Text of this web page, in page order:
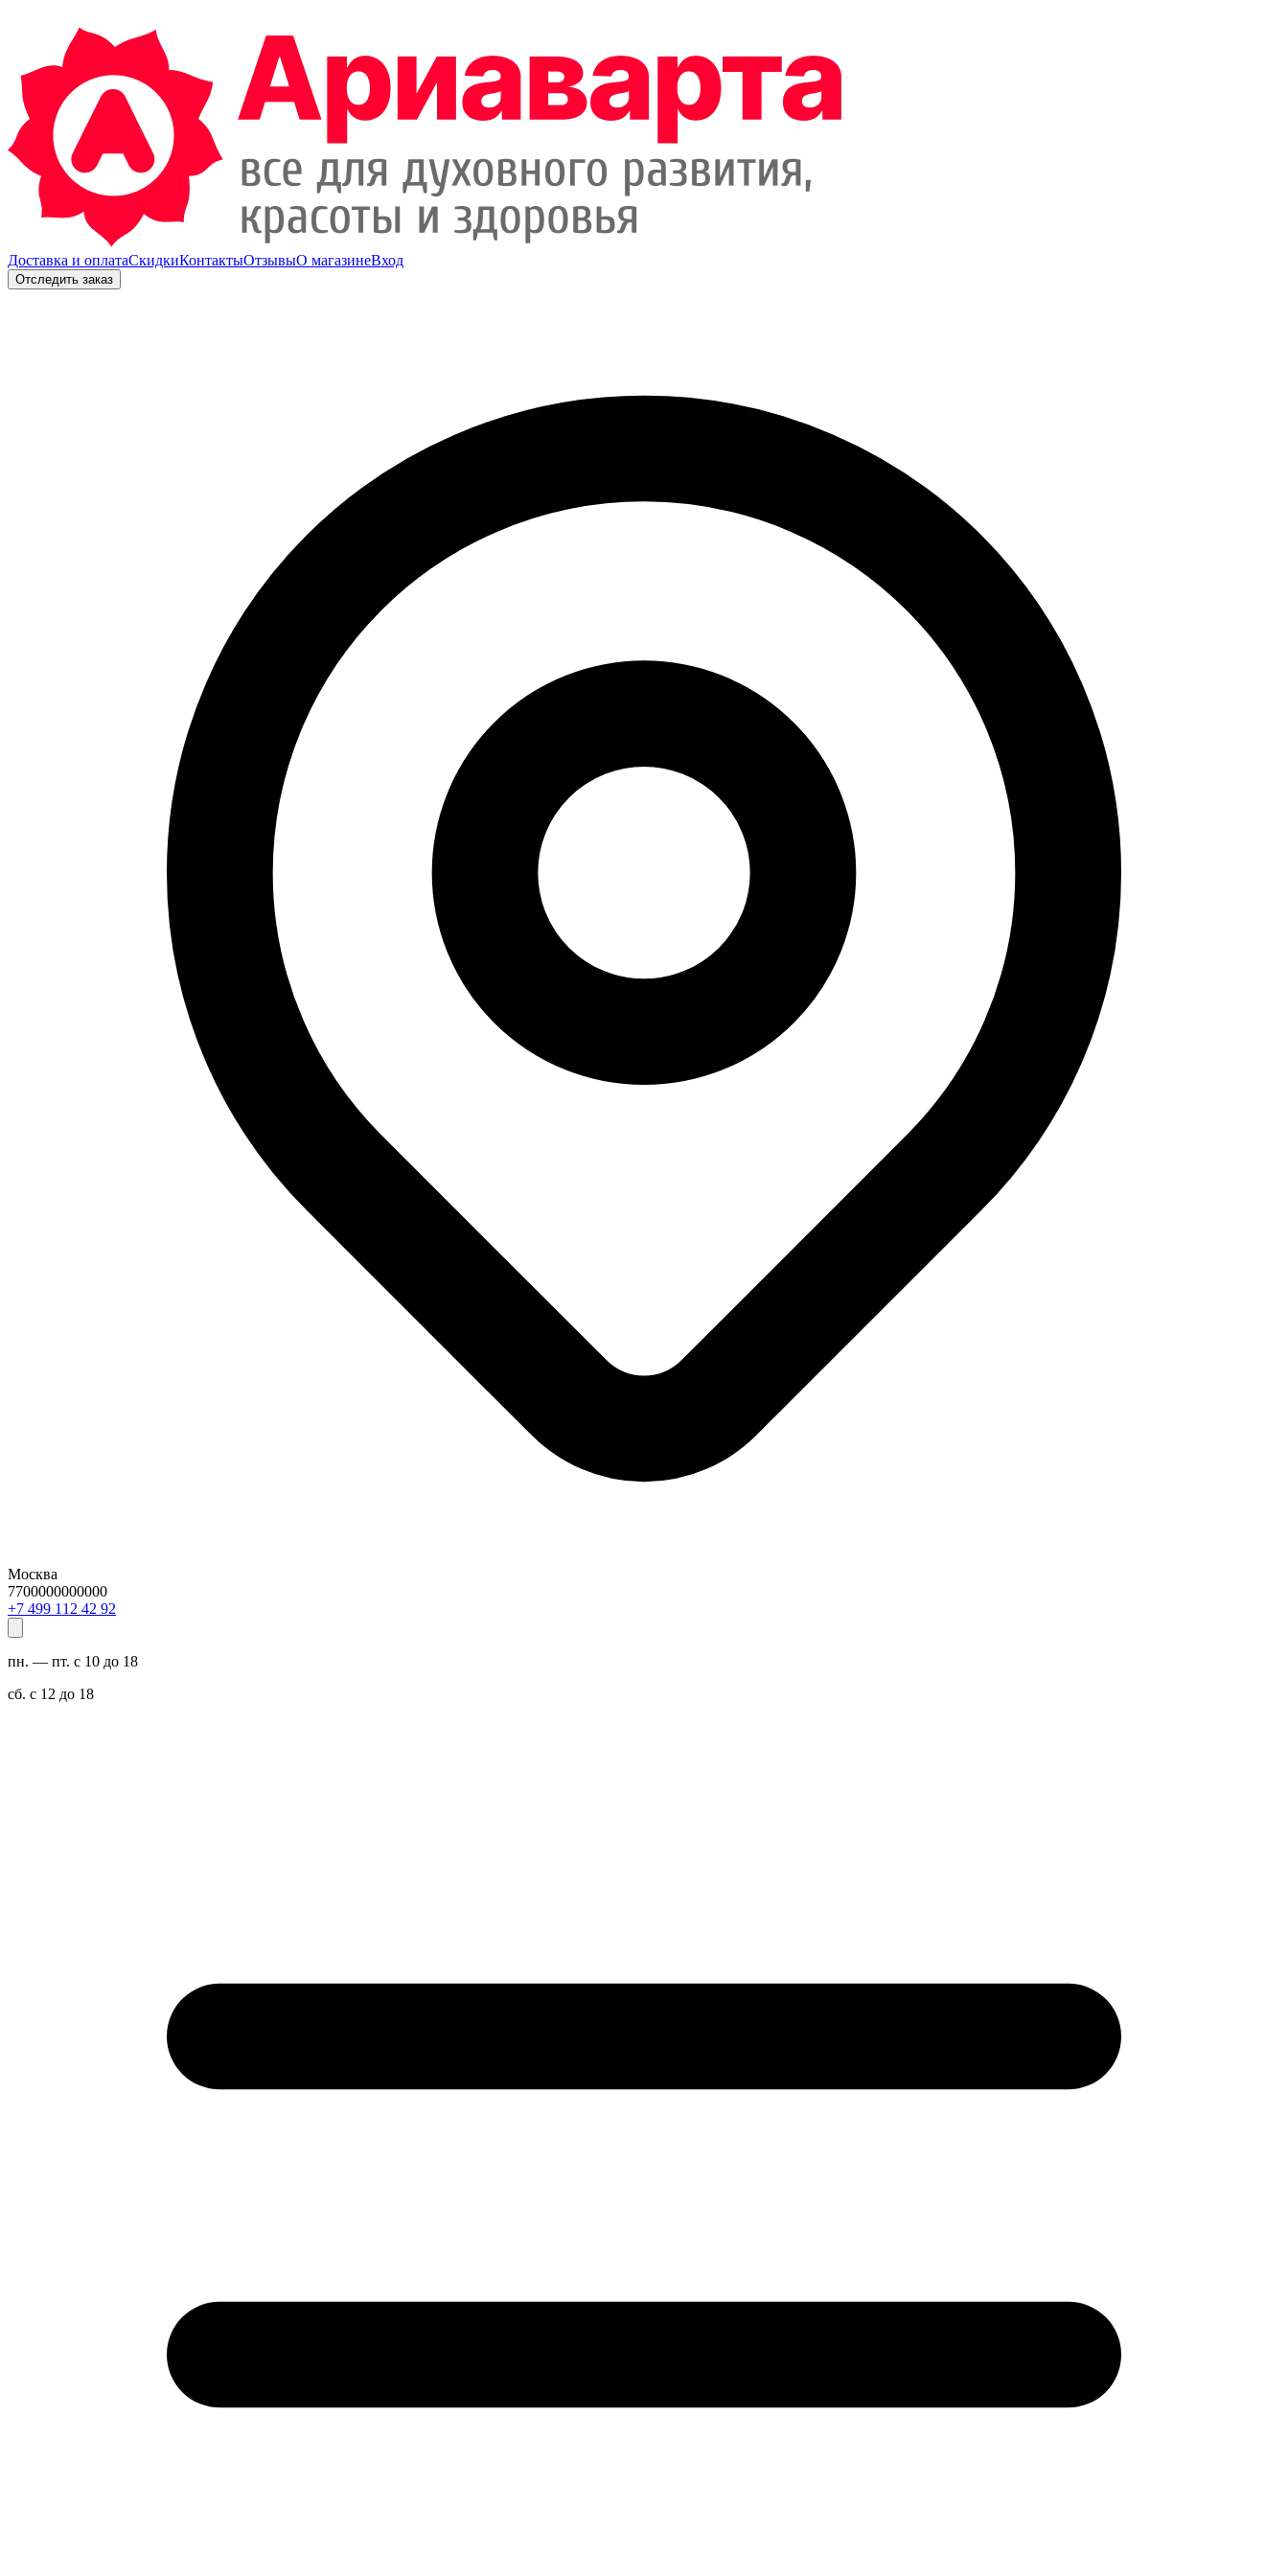
Доставка и оплатаСкидкиКонтактыОтзывыО магазинеВход
Отследить заказ
Москва
7700000000000
29 24 211 994 7+
пн. — пт. с 10 до 18
сб. с 12 до 18